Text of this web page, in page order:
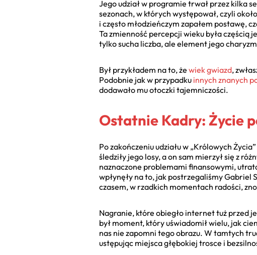
Jego udział w programie trwał przez kilka
sezonach, w których występował, czyli
i często młodzieńczym zapałem postawę,
Ta zmienność percepcji wieku była
tylko sucha liczba, ale element jego
Był przykładem na to, że wiek gwiazd,
Podobnie jak w przypadku innych znanych
dodawało mu otoczki tajemniczości.
Ostatnie Kadry: Życie
Po zakończeniu udziału w „Królowych
śledziły jego losy, a on sam mierzył się z
naznaczone problemami finansowymi,
wpłynęły na to, jak postrzegaliśmy Gabriel
czasem, w rzadkich momentach radości,
Nagranie, które obiegło internet tuż przed
był moment, który uświadomił wielu, jak
nas nie zapomni tego obrazu. W tamtych
ustępując miejsca głębokiej trosce i